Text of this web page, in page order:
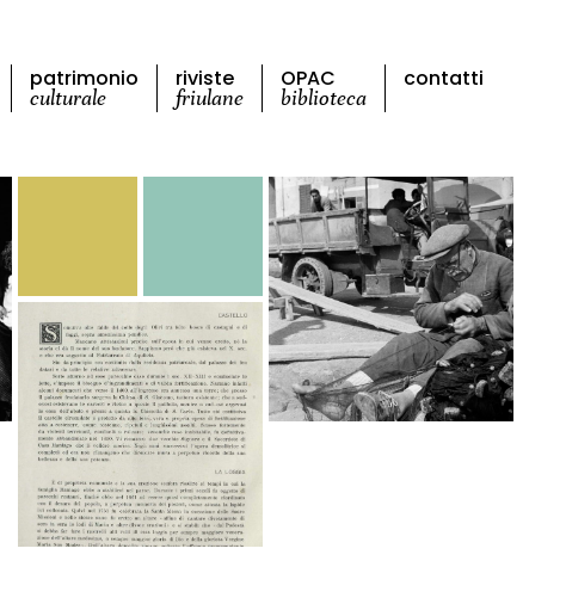
patrimonio
culturale
riviste
friulane
OPAC
biblioteca
contatti